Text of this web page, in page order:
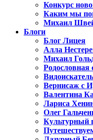
Конкурс
Каким мы
Михаил
Блоги
Блог Лицея
Алла
Михаил
Вернисаж с
Валентина
Лариса
Олег
Культурный